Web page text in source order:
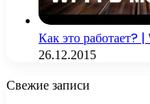
Как это работает?
26.12.2015
Свежие записи